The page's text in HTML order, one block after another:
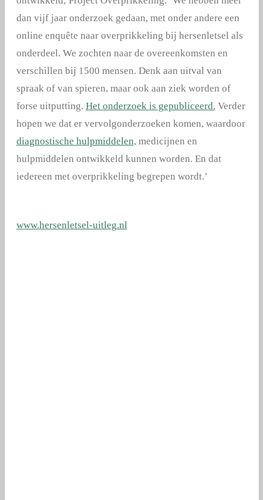
dan vijf jaar onderzoek gedaan, met onder andere een
online enquête naar overprikkeling bij hersenletsel als
onderdeel. We zochten naar de overeenkomsten en
verschillen bij 1500 mensen. Denk aan uitval van
spraak of van spieren, maar ook aan ziek worden of
forse uitputting. Het onderzoek is gepubliceerd. Verder
hopen we dat er vervolgonderzoeken komen, waardoor
diagnostische hulpmiddelen, medicijnen en
hulpmiddelen ontwikkeld kunnen worden. En dat
iedereen met overprikkeling begrepen wordt.’
www.hersenletsel-uitleg.nl